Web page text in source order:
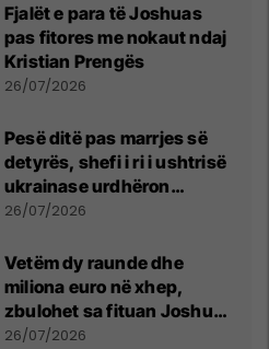
Fjalët e para të Joshuas
pas fitores me nokaut ndaj
Kristian Prengës
26/07/2026
Pesë ditë pas marrjes së
detyrës, shefi i ri i ushtrisë
ukrainase urdhëron
kontroll të madh
26/07/2026
Vetëm dy raunde dhe
miliona euro në xhep,
zbulohet sa fituan Joshua
e Prenga
26/07/2026